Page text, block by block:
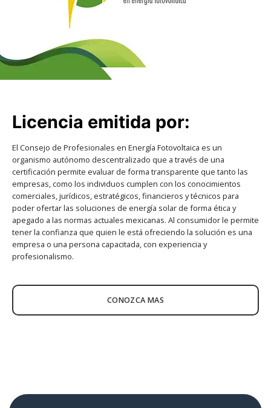
Licencia emitida por:
El Consejo de Profesionales en Energía Fotovoltaica es un
organismo autónomo descentralizado que a través de una
certificación permite evaluar de forma transparente que tanto las
empresas, como los individuos cumplen con los conocimientos
comerciales, jurídicos, estratégicos, financieros y técnicos para
poder ofertar las soluciones de energía solar de forma ética y
apegado a las normas actuales mexicanas. Al consumidor le permite
tener la confianza que quien le está ofreciendo la solución es una
empresa o una persona capacitada, con experiencia y
profesionalismo.
CONOZCA MAS